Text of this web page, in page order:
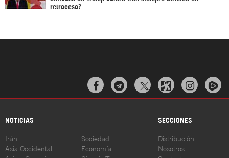
retroceso?
  
NOTICIAS SECCIONES
Irán
Asia Occidental
Sociedad
Economía
Distribución
Nosotros